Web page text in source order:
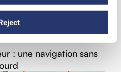
: une navigation sans